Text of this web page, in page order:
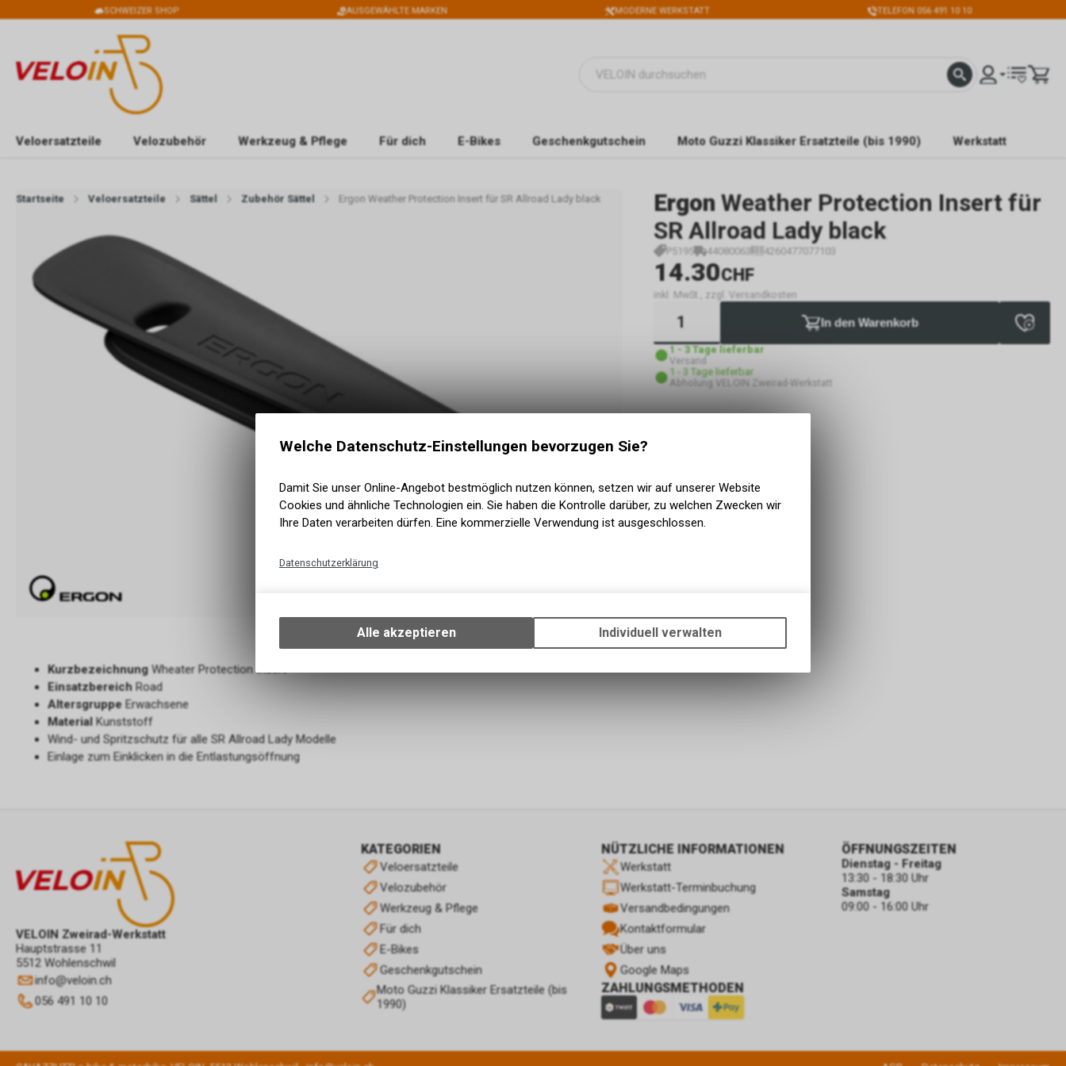
SCHWEIZER SHOP AUSGEWÄHLTE MARKEN MODERNE WERKSTATT TELEFON 056 491 10 10
Veloersatzteile Velozubehör Werkzeug & Pflege Für dich E-Bikes Geschenkgutschein Moto Guzzi Klassiker Ersatzteile (bis 1990) Werkstatt
Startseite Veloersatzteile Sättel Zubehör Sättel Ergon Weather Protection Insert für SR Allroad Lady black Ergon Weather Protection Insert für
SR Allroad Lady black
P5195 44080063 4260477077103
14.30CHF
inkl. MwSt., zzgl. Versandkosten
In den Warenkorb
1 - 3 Tage lieferbar
Versand
1 - 3 Tage lieferbar
Abholung VELOIN Zweirad-Werkstatt
Kurzbezeichnung Wheater Protection Insert
Einsatzbereich Road
Altersgruppe Erwachsene
Material Kunststoff
Wind- und Spritzschutz für alle SR Allroad Lady Modelle
Einlage zum Einklicken in die Entlastungsöffnung
VELOIN Zweirad-Werkstatt
Hauptstrasse 11
5512 Wohlenschwil
info@veloin.ch
056 491 10 10
KATEGORIEN
Veloersatzteile
Velozubehör
Werkzeug & Pflege
Für dich
E-Bikes
Geschenkgutschein
Moto Guzzi Klassiker Ersatzteile (bis
1990)
NÜTZLICHE INFORMATIONEN
Werkstatt
Werkstatt-Terminbuchung
Versandbedingungen
Kontaktformular
Über uns
Google Maps
ZAHLUNGSMETHODEN
ÖFFNUNGSZEITEN
Dienstag - Freitag
13:30 - 18:30 Uhr
Samstag
09:00 - 16:00 Uhr
Welche Datenschutz-Einstellungen bevorzugen Sie?
Damit Sie unser Online-Angebot bestmöglich nutzen können, setzen wir auf unserer Website
Cookies und ähnliche Technologien ein. Sie haben die Kontrolle darüber, zu welchen Zwecken wir
Ihre Daten verarbeiten dürfen. Eine kommerzielle Verwendung ist ausgeschlossen.
Datenschutzerklärung
Ihrem Gerät, um die grundlegenden Funktionen unseres Online-Angebots, wie die
Verwendung des Warenkorbs, zu ermöglichen. Bitte beachten Sie, dass die
zulassen.
Alle akzeptieren Individuell verwalten